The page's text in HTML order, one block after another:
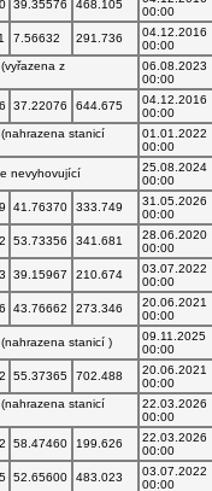
39.35576 468.105
00:00
7.56632 291.736
04.12.2016
00:00
z
06.08.2023
00:00
37.22076 644.675
04.12.2016
00:00
stanicí
01.01.2022
00:00
nevyhovující
25.08.2024
00:00
41.76370 333.749
31.05.2026
00:00
53.73356 341.681
28.06.2020
00:00
39.15967 210.674
03.07.2022
00:00
43.76662 273.346
20.06.2021
00:00
stanicí )
09.11.2025
00:00
55.37365 702.488
20.06.2021
00:00
stanicí
22.03.2026
00:00
58.47460 199.626
22.03.2026
00:00
52.65600 483.023
03.07.2022
00:00